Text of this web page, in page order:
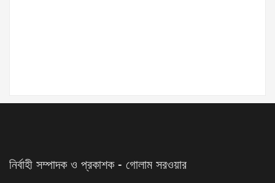
নির্বাহী সম্পাদক ও প্রকাশক - গোলাম সরওয়ার